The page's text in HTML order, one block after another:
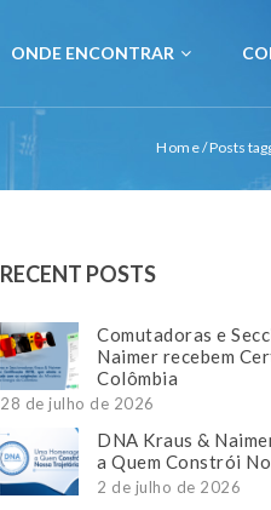
ONDE ENCONTRAR
Home/Posts
RECENT POSTS
Comutadoras e
Naimer recebem
Colômbia
28 de julho de 2026
DNA Kraus &
a Quem Constrói
2 de julho de 2026